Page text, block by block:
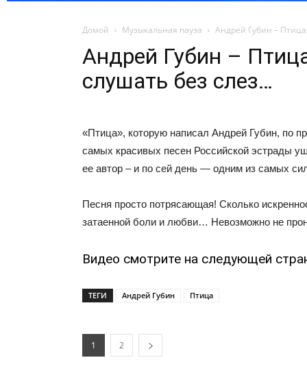
Домой Музыкальная пауза Андрей Губин –
Андрей Губин –
слушать без слез…
«Птица», которую написал Андрей Губин, по
самых красивых песен Российской эстрады
ее автор – и по сей день — одним из самых
Песня просто потрясающая! Сколько
затаенной боли и любви… Невозможно не
Видео смотрите на следующей
ТЕГИ Андрей Губин Птица
1 2